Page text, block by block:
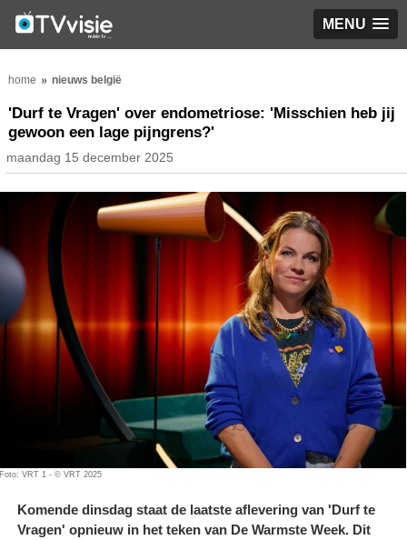
MENU
home nieuws belgië
'Durf te Vragen' over endometriose: 'Misschien heb jij
gewoon een lage pijngrens?'
maandag 15 december 2025
Foto: VRT 1 - © VRT 2025
Komende dinsdag staat de laatste aflevering van 'Durf te
Vragen' opnieuw in het teken van De Warmste Week. Dit